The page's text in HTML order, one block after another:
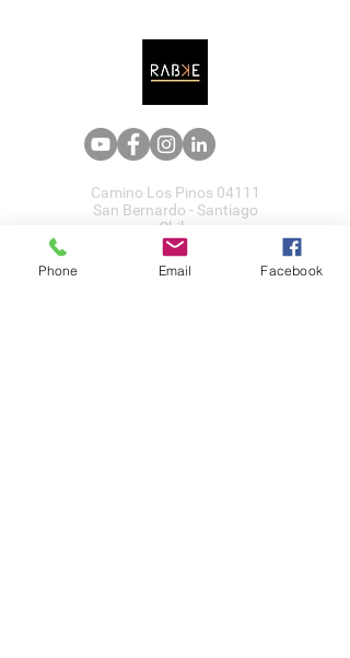
Camino Los Pinos 04111
San Bernardo - Santiago
Chile
Tel: +569 6385 4826
Phone Email Facebook